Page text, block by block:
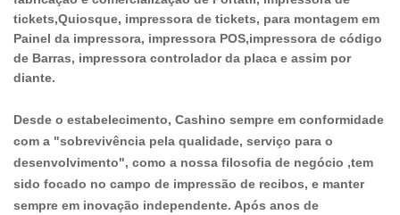
tickets,Quiosque, impressora de tickets, para montagem em
Painel da impressora, impressora POS,impressora de código
de Barras, impressora controlador da placa e assim por
diante.
Desde o estabelecimento, Cashino sempre em conformidade
com a "sobrevivência pela qualidade, serviço para o
desenvolvimento", como a nossa filosofia de negócio ,tem
sido focado no campo de impressão de recibos, e manter
sempre em inovação independente. Após anos de